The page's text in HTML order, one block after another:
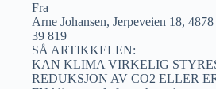
Fra
Arne Johansen, Jerpeveien 18,
39 819
SÅ ARTIKKELEN:
KAN KLIMA VIRKELIG
REDUKSJON AV CO2 ELLER